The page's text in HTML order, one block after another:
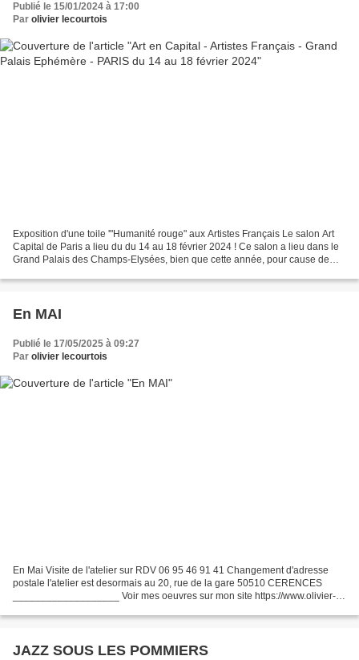
Publié le 15/01/2024 à 17:00
Par olivier lecourtois
Exposition d'une toile '"Humanité rouge" aux Artistes Français Le salon Art
Capital de Paris a lieu du du 14 au 18 février 2024 ! Ce salon a lieu dans le
Grand Palais des Champs-Elysées, bien que cette année, pour cause de
En MAI
Publié le 17/05/2025 à 09:27
Par olivier lecourtois
En Mai Visite de l'atelier sur RDV 06 95 46 91 41 Changement d'adresse
postale l'atelier est desormais au 20, rue de la gare 50510 CERENCES
___________________ Voir mes oeuvres sur mon site https://www.olivier-
JAZZ SOUS LES POMMIERS